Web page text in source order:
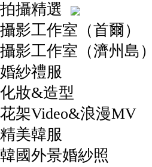
拍攝精選
攝影工作室（首爾）
攝影工作室（濟州島）
婚紗禮服
化妝&造型
花架Video&浪漫MV
精美韓服
韓國外景婚紗照